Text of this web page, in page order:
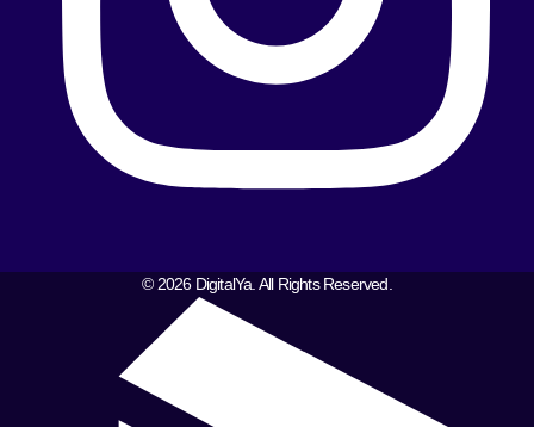
© 2026 DigitalYa. All Rights Reserved.